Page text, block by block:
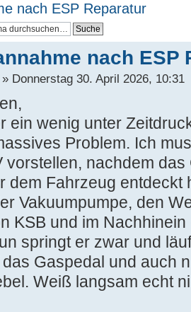
nach ESP Reparatur
nach ESP
» Donnerstag 30. April 2026, 10:31
ein wenig unter
Problem. Ich
vorstellen, nachdem
dem Fahrzeug entdeckt
Vakuumpumpe, den
KSB und im
springt er zwar und
Gaspedal und auch
Weiß langsam echt